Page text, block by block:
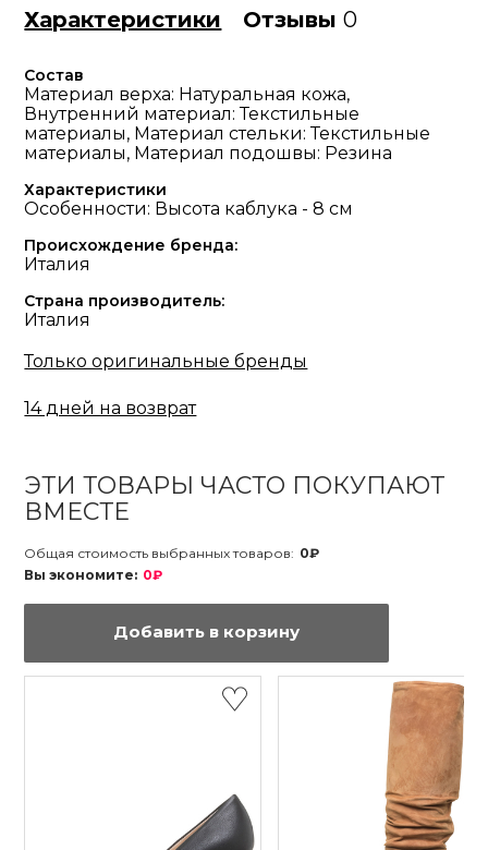
Характеристики Отзывы0
Состав
Материал верха: Натуральная кожа,
Внутренний материал: Текстильные
материалы, Материал стельки: Текстильные
материалы, Материал подошвы: Резина
Характеристики
Особенности: Высота каблука - 8 см
Происхождение бренда:
Италия
Страна производитель:
Италия
Только оригинальные бренды
14 дней на возврат
ЭТИ ТОВАРЫ ЧАСТО ПОКУПАЮТ
ВМЕСТЕ
Общая стоимость выбранных товаров: 0₽
Вы экономите: 0₽
Добавить в корзину